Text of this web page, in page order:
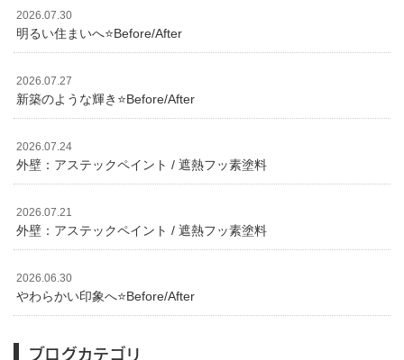
2026.07.30
明るい住まいへ⭐️Before/After
2026.07.27
新築のような輝き⭐️Before/After
2026.07.24
外壁：アステックペイント / 遮熱フッ素塗料
2026.07.21
外壁：アステックペイント / 遮熱フッ素塗料
2026.06.30
やわらかい印象へ⭐️Before/After
ブログカテゴリ